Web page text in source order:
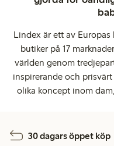
Lindex är ett av
butiker på 17
världen genom
inspirerande och
olika koncept inom
30 dagars öppet köp